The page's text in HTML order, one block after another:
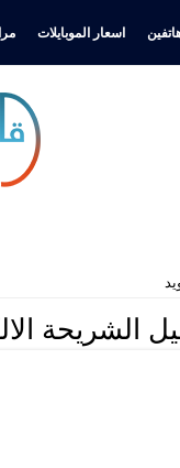
اسعار الموبايلات
الشريحة